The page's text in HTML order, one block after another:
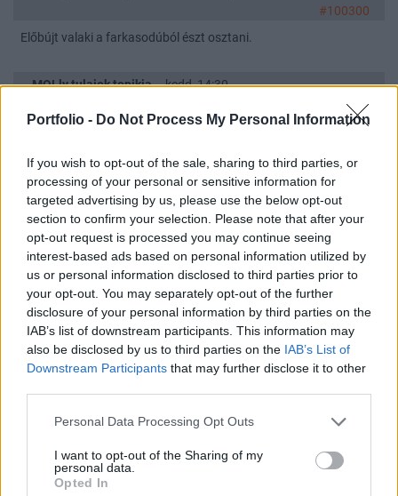
Portfolio - Do Not Process My Personal Information
If you wish to opt-out of the sale, sharing to third parties, or
processing of your personal or sensitive information for
targeted advertising by us, please use the below opt-out
section to confirm your selection. Please note that after your
opt-out request is processed you may continue seeing
interest-based ads based on personal information utilized by
us or personal information disclosed to third parties prior to
your opt-out. You may separately opt-out of the further
disclosure of your personal information by third parties on the
IAB’s list of downstream participants. This information may
also be disclosed by us to third parties on the IAB’s List of
Downstream Participants that may further disclose it to other
Personal Data Processing Opt Outs
I want to opt-out of the Sharing of my
personal data.
Opted In
#100300
Előbújt valaki a farkasodúból észt osztani.
MOLly tulajok topikja
kedd, 14:30
#405313
MOLly tulajok topikja
kedd, 14:28
#405311
Te vagy minden idők leg....bb fórumozója. Több éve csücsülsz a
molyodon. Most pedig osztod az észt,hogy "én megmondtam"...
amig te csücsültél, a nálad lehurrogott emberek realizálták a
nyerőt! Fingod sincs a kereskedésről!
Akko fórum
hétfő, 17:03
#22619
Hát nem csak a spekákat hanem a befektetőket se érdekli úgy
Itt más gondok vannak,de azt hiszem Toka úr sokkal jobban
Akko fórum